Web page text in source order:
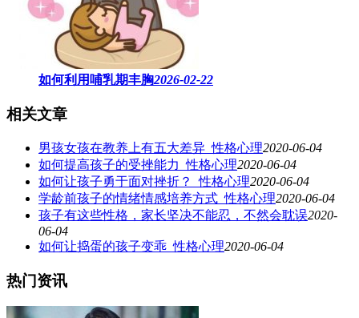
如何利用哺乳期丰胸2026-02-22
相关文章
男孩女孩在教养上有五大差异_性格心理2020-06-04
如何提高孩子的受挫能力_性格心理2020-06-04
如何让孩子勇于面对挫折？_性格心理2020-06-04
学龄前孩子的情绪情感培养方式_性格心理2020-06-04
孩子有这些性格，家长坚决不能忍，不然会耽误2020-
06-04
如何让捣蛋的孩子变乖_性格心理2020-06-04
热门资讯